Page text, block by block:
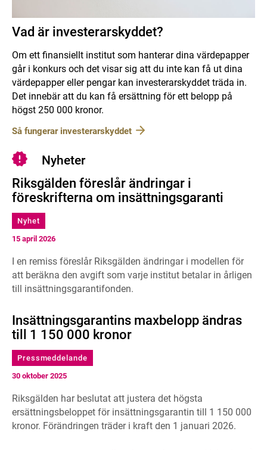
Vad är investerarskyddet?
Om ett finansiellt institut som hanterar dina värdepapper
går i konkurs och det visar sig att du inte kan få ut dina
värdepapper eller pengar kan investerarskyddet träda in.
Det innebär att du kan få ersättning för ett belopp på
högst 250 000 kronor.
Så fungerar investerarskyddet
Nyheter
Riksgälden föreslår ändringar i
föreskrifterna om insättningsgaranti
Nyhet
15 april 2026
I en remiss föreslår Riksgälden ändringar i modellen för
att beräkna den avgift som varje institut betalar in årligen
till insättningsgarantifonden.
Insättningsgarantins maxbelopp ändras
till 1 150 000 kronor
Pressmeddelande
30 oktober 2025
Riksgälden har beslutat att justera det högsta
ersättningsbeloppet för insättningsgarantin till 1 150 000
kronor. Förändringen träder i kraft den 1 januari 2026.